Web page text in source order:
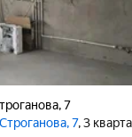
,7
7, 3